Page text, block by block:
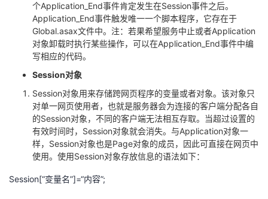
个Application_End事件肯定发生在Session事件之后。
Application_End事件触发唯一一个脚本程序，它存在于
Global.asax文件中。注：若果希望服务中止或者Application
对象卸载时执行某些操作，可以在Application_End事件中编
写相应的代码。
Session对象
Session对象用来存储跨网页程序的变量或者对象。该对象只
对单一网页使用者，也就是服务器会为连接的客户端分配各自
的Session对象，不同的客户端无法相互存取。当超过设置的
有效时间时，Session对象就会消失。与Application对象一
样，Session对象也是Page对象的成员，因此可直接在网页中
使用。使用Session对象存放信息的语法如下：
Session[“变量名”]=“内容”;